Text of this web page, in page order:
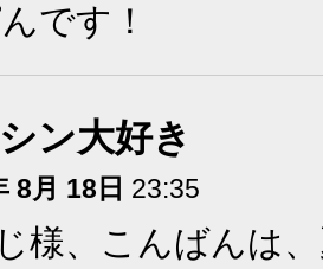
です！
ン大好き
8月 18日 23:35
様、こんばんは